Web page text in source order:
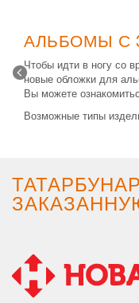
АЛЬБОМЫ С
Чтобы идти в ногу со
новые обложки для
Вы можете
Возможные типы